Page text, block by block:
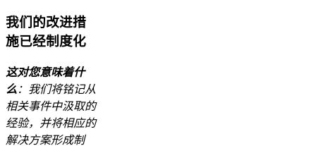
我们的改进措
施已经制度化
这对您意味着什
么：我们将铭记从
相关事件中汲取的
经验，并将相应的
解决方案形成制